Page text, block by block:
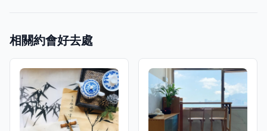
相關約會好去處